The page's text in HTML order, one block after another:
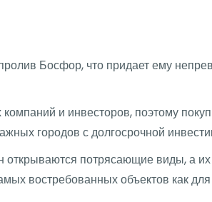
Босфор, что придает ему
и инвесторов, поэтому
городов с долгосрочной
потрясающие виды, а
востребованных объектов как